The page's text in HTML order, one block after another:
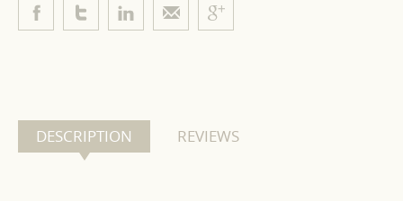
DESCRIPTION REVIEWS